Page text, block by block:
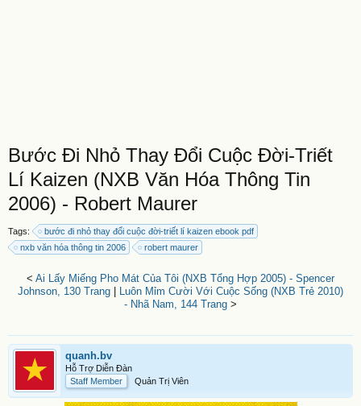
Bước Đi Nhỏ Thay Đổi Cuộc Đời-Triết
Lí Kaizen (NXB Văn Hóa Thông Tin
2006) - Robert Maurer
Tags:
bước đi nhỏ thay đổi cuộc đời-triết lí kaizen ebook pdf
nxb văn hóa thông tin 2006
robert maurer
< Ai Lấy Miếng Pho Mát Của Tôi (NXB Tổng Hợp 2005) - Spencer
Johnson, 130 Trang
Luôn Mỉm Cười Với Cuộc Sống (NXB Trẻ 2010)
- Nhã Nam, 144 Trang >
quanh.bv
Hỗ Trợ Diễn Đàn
Staff Member
Quản Trị Viên